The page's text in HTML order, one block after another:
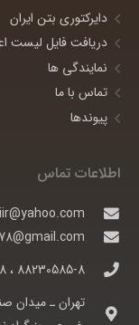
دایرکتوری بتن ایران
دریافت فایل لیست
نمایندگی ها
تماس با ما
پیوندها
اطلاعات تماس
88230585-8 ، 88560588 ، 88560628
تهران ـ ميدان